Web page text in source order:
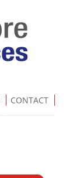
CONTACT